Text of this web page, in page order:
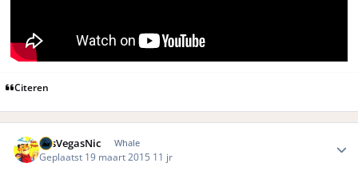
Citeren
LasVegasNic Whale
Geplaatst 19 maart 2015 11 jr